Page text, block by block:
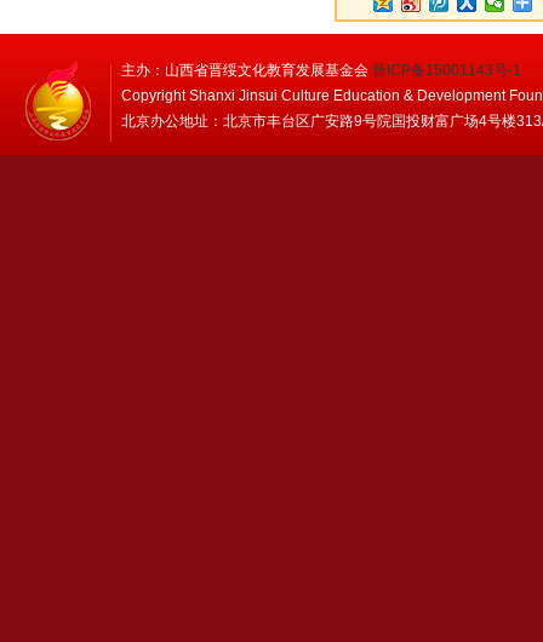
主办：山西省晋绥文化教育发展基金会 晋ICP备15001143号-1
Copyright Shanxi Jinsui Culture Education & Development
北京办公地址：北京市丰台区广安路9号院国投财富广场4号楼